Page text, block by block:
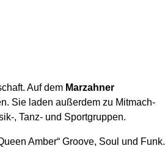
Auf dem Marzahner
Sie laden außerdem zu Mitmach-
, Tanz- und Sportgruppen.
Amber“ Groove, Soul und Funk.